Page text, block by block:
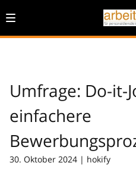
Umfrage: Do-it-
einfachere
30. Oktober 2024 | hokify